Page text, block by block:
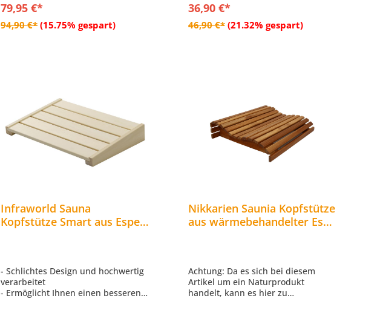
79,95 €*
94,90 €* (15.75% gespart)
In den Warenkorb
36,90 €*
46,90 €* (21.32% gespart)
In den Warenkorb
Infraworld Sauna
Kopfstütze Smart aus Espe
- Schlichtes Design und hochwertig
verarbeitet
- Ermöglicht Ihnen einen besseren
Nikkarien Saunia Kopfstütze
aus wärmebehandelter Espe
Achtung: Da es sich bei diesem
Artikel um ein Naturprodukt
handelt, kann es hier zu